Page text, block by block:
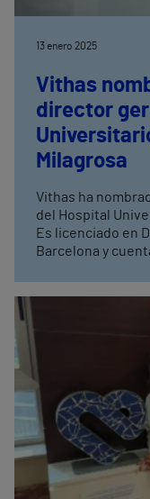
13 enero 2025
Vithas
director
Milagrosa
Vithas ha
del Hospital
Es licenciado en
Barcelona y
MBA con
del IE Business